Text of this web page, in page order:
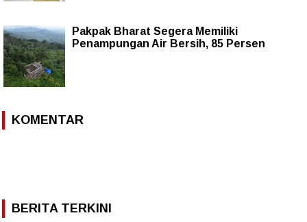
Pakpak Bharat Segera Memiliki
Penampungan Air Bersih, 85 Persen
KOMENTAR
BERITA TERKINI